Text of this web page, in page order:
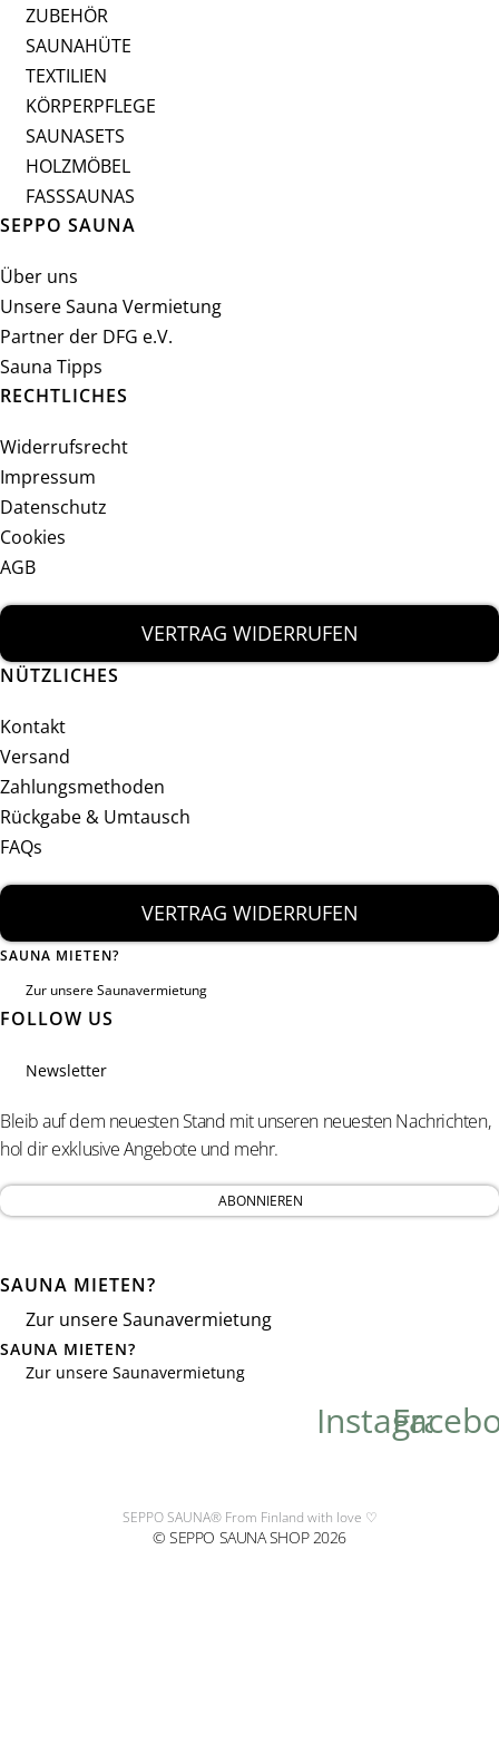
ZUBEHÖR
SAUNAHÜTE
TEXTILIEN
KÖRPERPFLEGE
SAUNASETS
HOLZMÖBEL
FASSSAUNAS
SEPPO SAUNA
Über uns
Unsere Sauna Vermietung
Partner der DFG e.V.
Sauna Tipps
RECHTLICHES
Widerrufsrecht
Impressum
Datenschutz
Cookies
AGB
VERTRAG WIDERRUFEN
NÜTZLICHES
Kontakt
Versand
Zahlungsmethoden
Rückgabe & Umtausch
FAQs
VERTRAG WIDERRUFEN
SAUNA MIETEN?
Zur unsere Saunavermietung
FOLLOW US
Newsletter
Bleib auf dem neuesten Stand mit unseren neuesten Nachrichten,
hol dir exklusive Angebote und mehr.
ABONNIEREN
SAUNA MIETEN?
Zur unsere Saunavermietung
SAUNA MIETEN?
Zur unsere Saunavermietung
Instagram
SEPPO SAUNA® From Finland with love ♡
© SEPPO SAUNA SHOP 2026